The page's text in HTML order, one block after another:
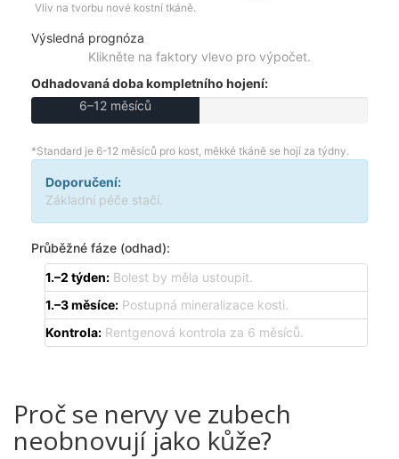
Vliv na tvorbu nové kostní tkáně.
Výsledná prognóza
Klikněte na faktory vlevo pro výpočet.
Odhadovaná doba kompletního hojení:
6–12 měsíců
*Standard je 6-12 měsíců pro kost, měkké tkáně se hojí za týdny.
Doporučení:
Základní péče stačí.
Průběžné fáze (odhad):
1.–2 týden: Bolest by měla ustoupit.
1.–3 měsíce: Postupná mineralizace kosti.
Kontrola: Rentgenová kontrola za 6 měsíců.
Proč se nervy ve zubech
neobnovují jako kůže?